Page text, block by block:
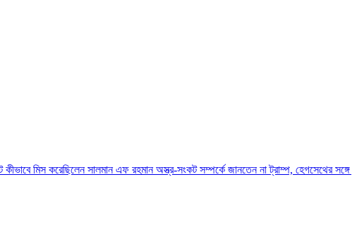
সালমান এফ রহমানঅস্ত্র-সংকট সম্পর্কে জানতেন না ট্রাম্প, হেগসেথের সঙ্গে বাগ্‌যুদ্ধে জড়ান